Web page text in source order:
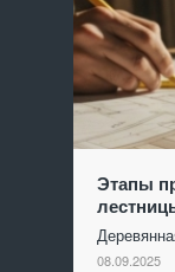
Этапы
08.09.2025